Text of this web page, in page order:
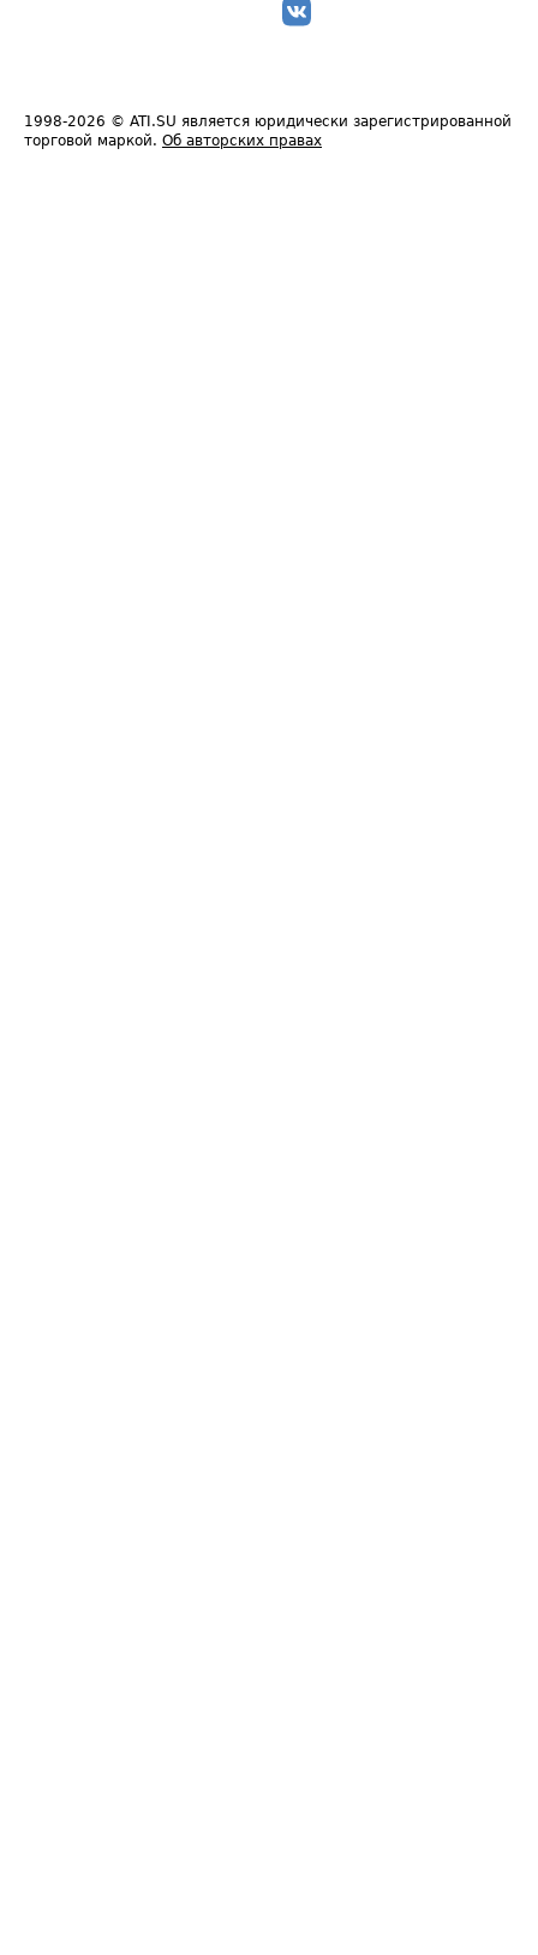
1998-2026 © ATI.SU является юридически зарегистрированной
торговой маркой. Об авторских правах